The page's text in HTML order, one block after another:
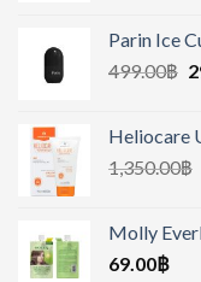
Parin Ice
499.00฿
Heliocare
1,350.00฿
Molly
69.00฿